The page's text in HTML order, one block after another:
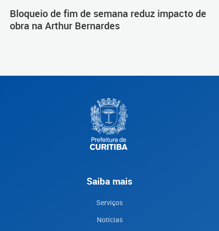
Bloqueio de fim de semana reduz impacto de
obra na Arthur Bernardes
Saiba mais
Serviços
Notícias